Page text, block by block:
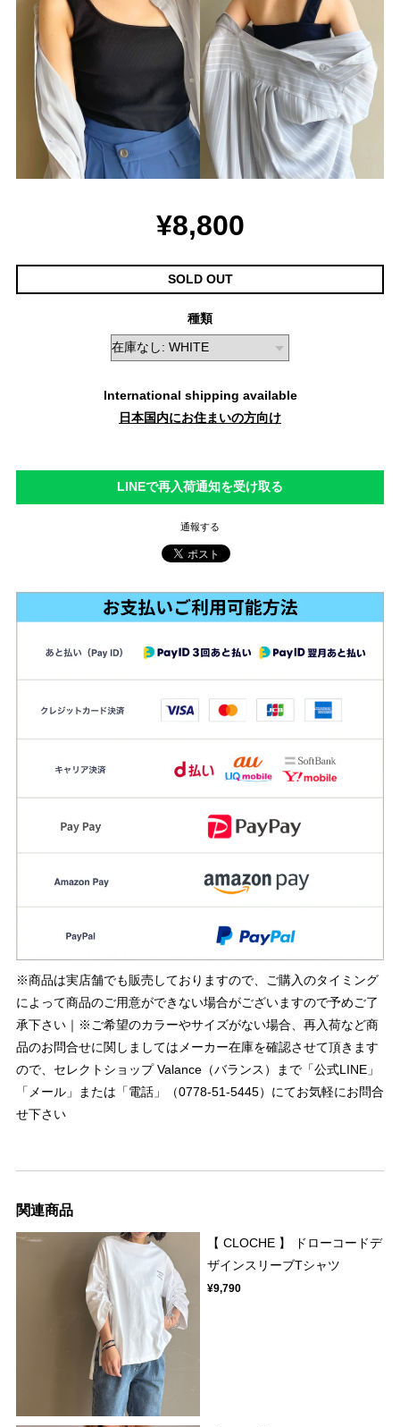
¥8,800
SOLD OUT
種類
International shipping available
日本国内にお住まいの方向け
LINEで再入荷通知を受け取る
通報する
※商品は実店舗でも販売しておりますので、ご購入のタイミング
によって商品のご用意ができない場合がございますので予めご了
承下さい｜※ご希望のカラーやサイズがない場合、再入荷など商
品のお問合せに関しましてはメーカー在庫を確認させて頂きます
ので、セレクトショップ Valance（バランス）まで「公式LINE」
「メール」または「電話」（0778-51-5445）にてお気軽にお問合
せ下さい
関連商品
【 CLOCHE 】 ドローコードデ
ザインスリーブTシャツ
¥9,790